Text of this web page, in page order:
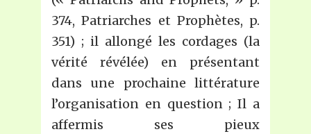
374, Patriarches et Prophètes, p.
351) ; il allongé les cordages (la
vérité révélée) en présentant
dans une prochaine littérature
l’organisation en question ; Il a
affermis ses pieux